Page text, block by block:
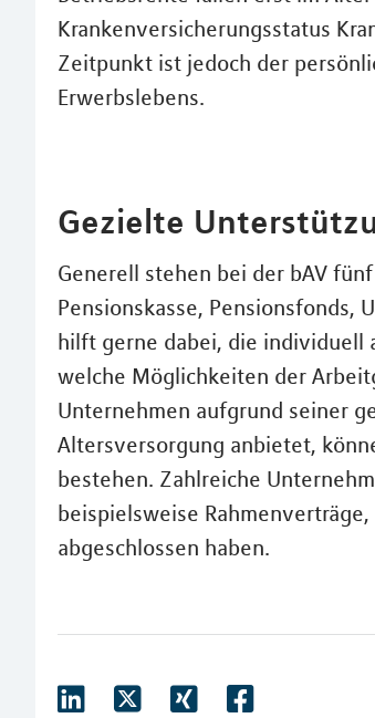
Krankenversicherungsstatus
Zeitpunkt ist jedoch der
Erwerbslebens.
Gezielte
Generell stehen bei der bAV
Pensionskasse, Pensionsfonds,
hilft gerne dabei, die individuell
welche Möglichkeiten der
Unternehmen aufgrund seiner
Altersversorgung anbietet,
bestehen. Zahlreiche
beispielsweise
abgeschlossen haben.